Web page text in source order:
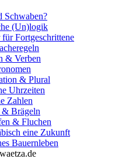
Schwaben?
(Un)logik
Fortgeschrittene
& Verben
& Plural
Uhrzeiten
Zahlen
Brägeln
& Fluchen
eine Zukunft
Bauernleben